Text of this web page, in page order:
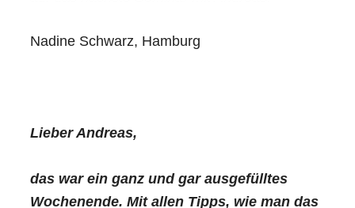
Nadine Schwarz, Hamburg
Lieber Andreas,
das war ein ganz und gar ausgefülltes
Wochenende. Mit allen Tipps, wie man das